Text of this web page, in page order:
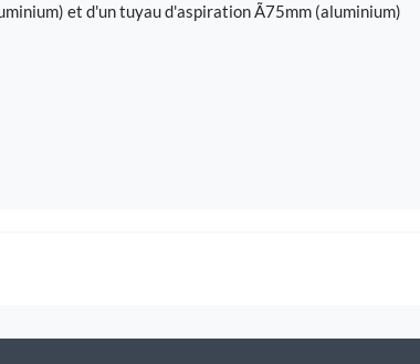
et d'un tuyau d'aspiration Ã75mm (aluminium)